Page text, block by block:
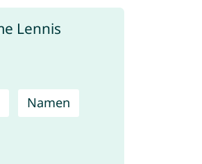
Namen